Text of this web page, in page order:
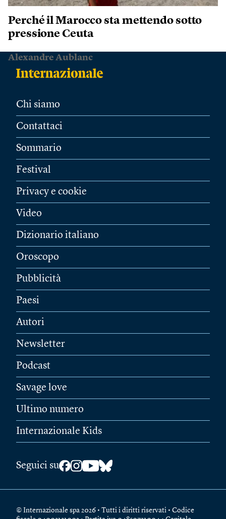
Perché il Marocco sta mettendo sotto
pressione Ceuta
Alexandre Aublanc
Chi siamo
Contattaci
Sommario
Festival
Privacy e cookie
Video
Dizionario italiano
Oroscopo
Pubblicità
Paesi
Autori
Newsletter
Podcast
Savage love
Ultimo numero
Internazionale Kids
Seguici su
© Internazionale spa 2026 • Tutti i diritti riservati • Codice